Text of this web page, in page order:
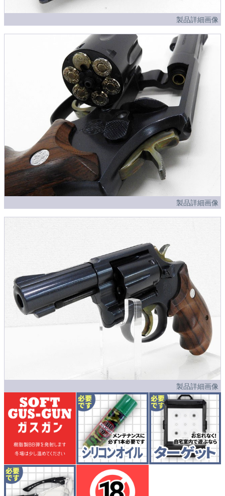
製品詳細画像
製品詳細画像
製品詳細画像